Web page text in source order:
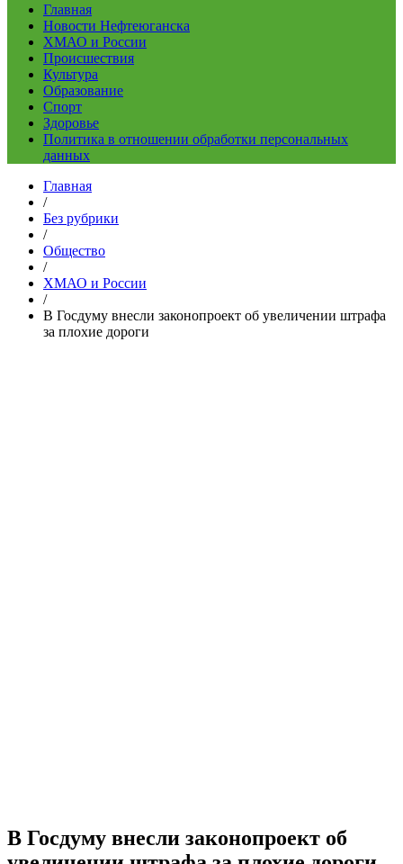
Главная
Новости Нефтеюганска
ХМАО и России
Происшествия
Культура
Образование
Спорт
Здоровье
Политика в отношении обработки персональных
данных
Главная
/
Без рубрики
/
Общество
/
ХМАО и России
/
​В Госдуму внесли законопроект об увеличении штрафа
за плохие дороги
​В Госдуму внесли законопроект об